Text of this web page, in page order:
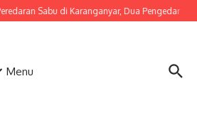
Sabu di Karanganyar, Dua Pengedar
Menu